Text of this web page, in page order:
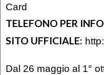
Card
TELEFONO PER
SITO UFFICIALE:
Dal 26 maggio al 1°